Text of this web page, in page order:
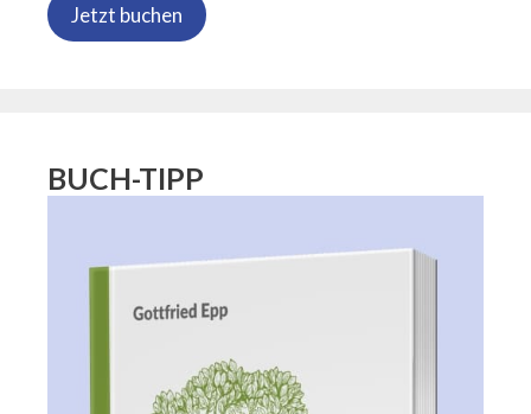
Jetzt buchen
BUCH-TIPP